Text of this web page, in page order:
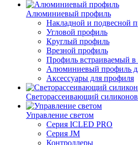
Алюминиевый профиль
Накладной и подвесной
Угловой профиль
Круглый профиль
Врезной профиль
Профиль встраиваемый в
Алюминиевый профиль
Аксессуары для профиля
Светорассеивающий
Управление светом
Серия ICLED PRO
Серия JM
Контроллеры